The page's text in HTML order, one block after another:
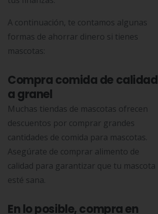
A continuación, te contamos algunas
formas de ahorrar dinero si tienes
mascotas:
Compra comida de calidad
a granel
Muchas tiendas de mascotas ofrecen
descuentos por comprar grandes
cantidades de comida para mascotas.
Asegúrate de comprar alimento de
calidad para garantizar que tu mascota
esté sana.
En lo posible, compra en